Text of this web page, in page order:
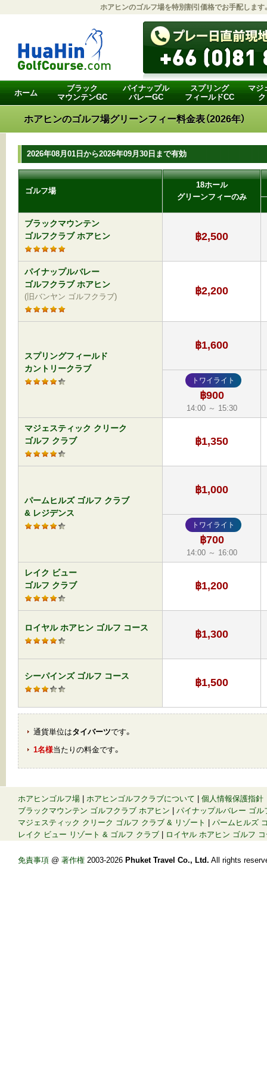
ホアヒンのゴルフ場を特別割引価格でお手配します
ホーム
ブラック
マウンテンGC
パイナップル
バレーGC
スプリング
フィールドCC
マジ
ホアヒンのゴルフ場グリーンフィー料金表（2026年）
2026年08月01日から2026年09月30日まで有効
ゴルフ場
18ホール
グリーンフィーのみ
ブラックマウンテン
ゴルフクラブ ホアヒン
฿2,500
パイナップルバレー
ゴルフクラブ ホアヒン
(旧バンヤン ゴルフクラブ) ฿2,200
スプリングフィールド
カントリークラブ
฿1,600
トワイライト
฿900
14:00 ～ 15:30
マジェスティック クリーク
ゴルフ クラブ
฿1,350
パームヒルズ ゴルフ クラブ
& レジデンス
฿1,000
トワイライト
฿700
14:00 ～ 16:00
レイク ビュー
ゴルフ クラブ
฿1,200
ロイヤル ホアヒン ゴルフ コース
฿1,300
シーパインズ ゴルフ コース
฿1,500
通貨単位はタイバーツです。
1名様当たりの料金です。
ホアヒンゴルフ場 ホアヒンゴルフクラブについて
個人情報保護指針
ブラックマウンテン ゴルフクラブ ホアヒン
パイナップルバレー ゴル
マジェスティック クリーク ゴルフ クラブ & リゾート
パームヒルズ
レイク ビュー リゾート & ゴルフ クラブ
ロイヤル ホアヒン ゴルフ
免責事項 @ 著作権 2003-2026 Phuket Travel Co., Ltd. All rights